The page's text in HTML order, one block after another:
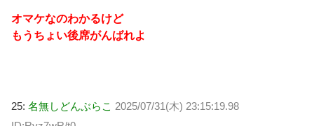
オマケなのわかるけど
もうちょい後席がんばれよ
25: 名無しどんぶらこ 2025/07/31(木) 23:15:19.98